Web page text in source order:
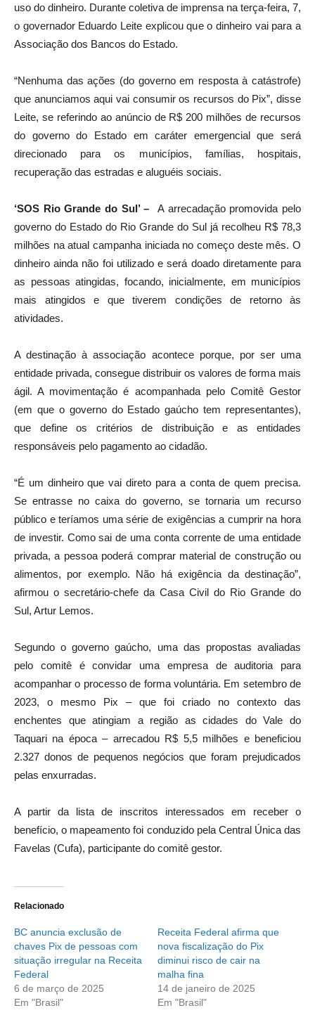
uso do dinheiro. Durante coletiva de imprensa na terça-feira, 7,
o governador Eduardo Leite explicou que o dinheiro vai para a
Associação dos Bancos do Estado.
“Nenhuma das ações (do governo em resposta à catástrofe)
que anunciamos aqui vai consumir os recursos do Pix”, disse
Leite, se referindo ao anúncio de R$ 200 milhões de recursos
do governo do Estado em caráter emergencial que será
direcionado para os municípios, famílias, hospitais,
recuperação das estradas e aluguéis sociais.
‘SOS Rio Grande do Sul’ – A arrecadação promovida pelo
governo do Estado do Rio Grande do Sul já recolheu R$ 78,3
milhões na atual campanha iniciada no começo deste mês. O
dinheiro ainda não foi utilizado e será doado diretamente para
as pessoas atingidas, focando, inicialmente, em municípios
mais atingidos e que tiverem condições de retorno às
atividades.
A destinação à associação acontece porque, por ser uma
entidade privada, consegue distribuir os valores de forma mais
ágil. A movimentação é acompanhada pelo Comitê Gestor
(em que o governo do Estado gaúcho tem representantes),
que define os critérios de distribuição e as entidades
responsáveis pelo pagamento ao cidadão.
“É um dinheiro que vai direto para a conta de quem precisa.
Se entrasse no caixa do governo, se tornaria um recurso
público e teríamos uma série de exigências a cumprir na hora
de investir. Como sai de uma conta corrente de uma entidade
privada, a pessoa poderá comprar material de construção ou
alimentos, por exemplo. Não há exigência da destinação”,
afirmou o secretário-chefe da Casa Civil do Rio Grande do
Sul, Artur Lemos.
Segundo o governo gaúcho, uma das propostas avaliadas
pelo comitê é convidar uma empresa de auditoria para
acompanhar o processo de forma voluntária. Em setembro de
2023, o mesmo Pix – que foi criado no contexto das
enchentes que atingiam a região as cidades do Vale do
Taquari na época – arrecadou R$ 5,5 milhões e beneficiou
2.327 donos de pequenos negócios que foram prejudicados
pelas enxurradas.
A partir da lista de inscritos interessados em receber o
benefício, o mapeamento foi conduzido pela Central Única das
Favelas (Cufa), participante do comitê gestor.
Relacionado
BC anuncia exclusão de
chaves Pix de pessoas com
situação irregular na Receita
Federal
6 de março de 2025
Em "Brasil"
Receita Federal afirma que
nova fiscalização do Pix
diminui risco de cair na
malha fina
14 de janeiro de 2025
Em "Brasil"